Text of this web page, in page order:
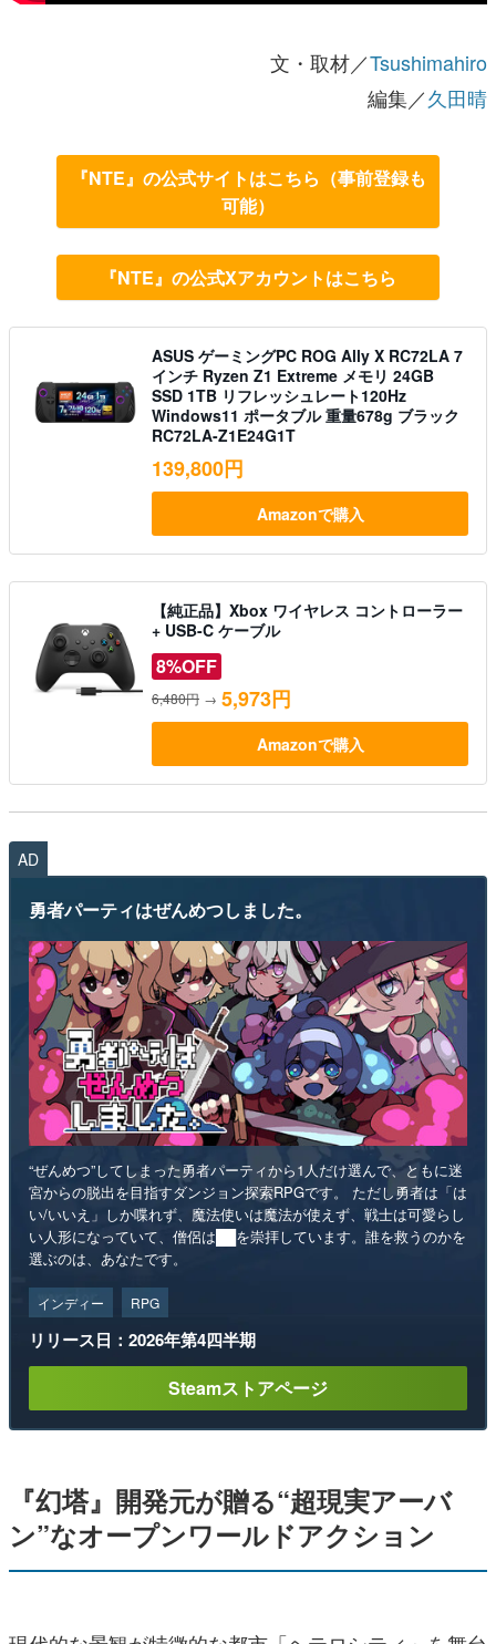
文・取材／Tsushimahiro
編集／久田晴
『NTE』の公式サイトはこちら（事前登録も
可能）
『NTE』の公式Xアカウントはこちら
ASUS ゲーミングPC ROG Ally X RC72LA 7
インチ Ryzen Z1 Extreme メモリ 24GB
SSD 1TB リフレッシュレート120Hz
Windows11 ポータブル 重量678g ブラック
RC72LA-Z1E24G1T
139,800円
Amazonで購入
【純正品】Xbox ワイヤレス コントローラー
+ USB-C ケーブル
8%OFF
6,480円 → 5,973円
Amazonで購入
AD
勇者パーティはぜんめつしました。
“ぜんめつ”してしまった勇者パーティから1人だけ選んで、ともに迷
宮からの脱出を目指すダンジョン探索RPGです。 ただし勇者は「は
い/いいえ」しか喋れず、魔法使いは魔法が使えず、戦士は可愛らし
い人形になっていて、僧侶は██を崇拝しています。誰を救うのかを
選ぶのは、あなたです。
インディー RPG
リリース日：2026年第4四半期
Steamストアページ
『幻塔』開発元が贈る“超現実アーバ
ン”なオープンワールドアクション